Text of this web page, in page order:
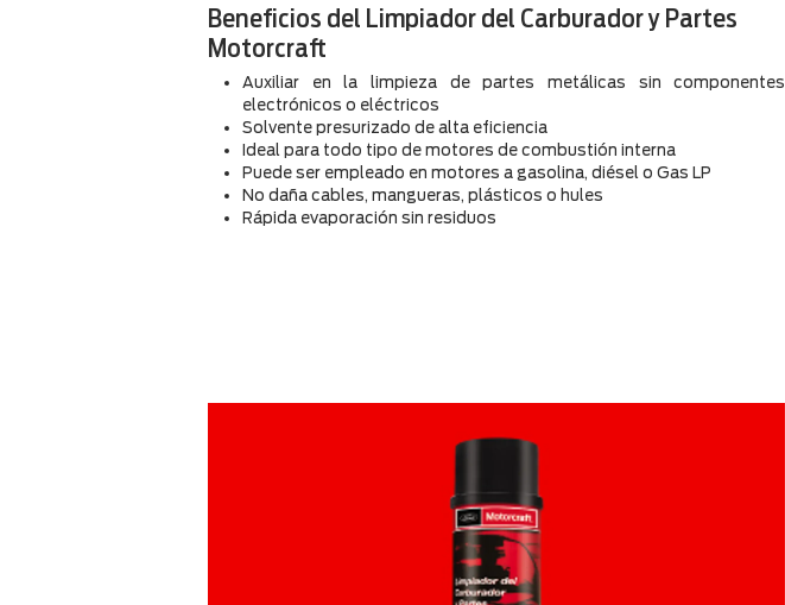
Beneficios del Limpiador del Carburador y Partes
Motorcraft
Auxiliar en la limpieza de partes metálicas sin componentes
electrónicos o eléctricos
Solvente presurizado de alta eficiencia
Ideal para todo tipo de motores de combustión interna
Puede ser empleado en motores a gasolina, diésel o Gas LP
No daña cables, mangueras, plásticos o hules
Rápida evaporación sin residuos